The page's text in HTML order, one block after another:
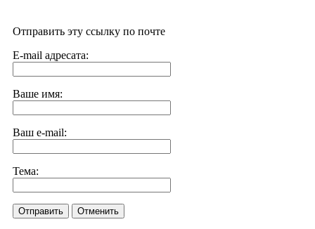
Отправить эту ссылку по почте
E-mail адресата:
Ваше имя:
Ваш e-mail:
Тема:
Отправить Отменить